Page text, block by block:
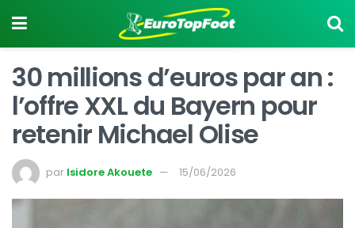
30 millions d’euros par an :
l’offre XXL du Bayern pour
retenir Michael Olise
par Isidore Akouete 15/06/2026